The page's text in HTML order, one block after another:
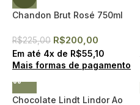
Chandon Brut Rosé 750ml
R$225,00 R$200,00
Em até 4x de R$55,10
Mais formas de pagamento
Chocolate Lindt Lindor Ao